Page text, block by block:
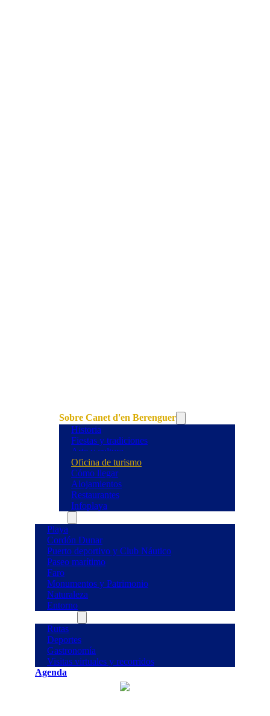
Sobre Canet d'en Berenguer
Historia
Fiestas y tradiciones
Arte y cultura
Oficina de turismo
Cómo llegar
Alojamientos
Restaurantes
Infoplaya
Playa
Cordón Dunar
Puerto deportivo y Club Náutico
Paseo marítimo
Faro
Monumentos y Patrimonio
Naturaleza
Entorno
Rutas
Deportes
Gastronomía
Visitas virtuales y recorridos
Agenda